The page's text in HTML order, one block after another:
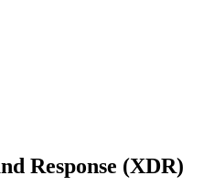
Response (XDR)